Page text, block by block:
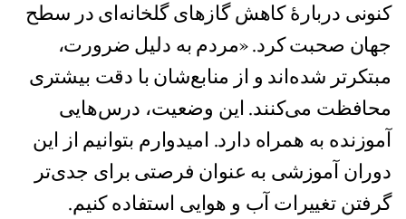
کنونی دربارهٔ کاهش گاز‌های گلخانه‌ای در سطح
جهان صحبت کرد. «مردم به دلیل ضرورت،
مبتکرتر شده‌اند و از منابع‌شان با دقت بیشتری
محافظت می‌کنند. این وضعیت، درس‌هایی
آموزنده به همراه دارد. امیدوارم بتوانیم از این
دوران آموزشی به عنوان فرصتی برای جدی‌تر
گرفتن تغییرات آب و هوایی استفاده کنیم.